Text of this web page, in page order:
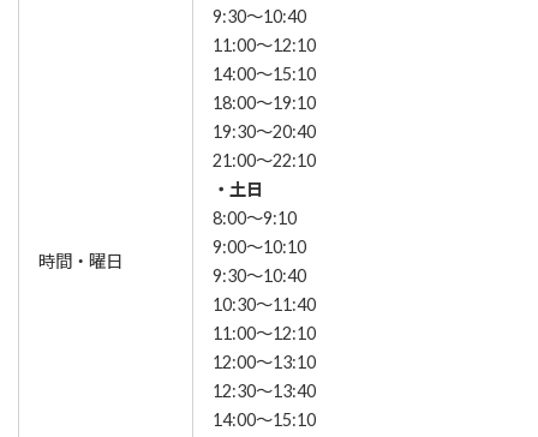
時間・曜日
9:30～10:40
11:00～12:10
14:00～15:10
18:00～19:10
19:30～20:40
21:00～22:10
・土日
8:00～9:10
9:00～10:10
9:30～10:40
10:30～11:40
11:00～12:10
12:00～13:10
12:30～13:40
14:00～15:10